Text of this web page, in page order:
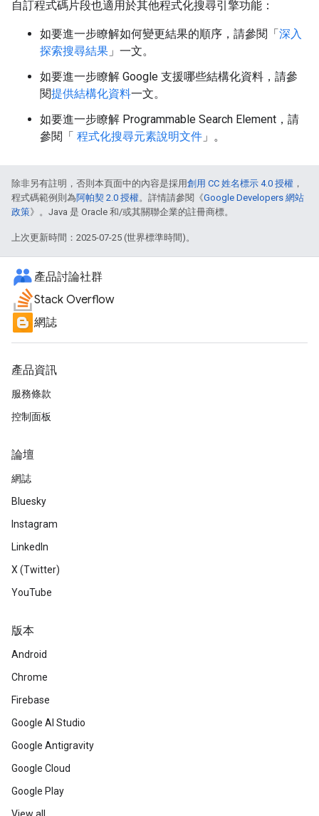
自訂程式碼片段也適用於其他程式化搜尋引擎功能：
如要進一步瞭解如何變更結果的順序，請參閱「深入
探索搜尋結果 」一文。
如要進一步瞭解 Google 支援哪些結構化資料，請參
閱提供結構化資料一文。
如要進一步瞭解 Programmable Search Element，請
參閱「 程式化搜尋元素說明文件 」。
除非另有註明，否則本頁面中的內容是採用創用 CC 姓名標示 4.0 授權 ，
程式碼範例則為阿帕契 2.0 授權。詳情請參閱《Google Developers 網站
政策》。Java 是 Oracle 和/或其關聯企業的註冊商標。
上次更新時間：2025-07-25 (世界標準時間)。
產品討論社群
Stack Overflow
網誌
產品資訊
服務條款
控制面板
論壇
網誌
Bluesky
Instagram
LinkedIn
X (Twitter)
YouTube
版本
Android
Chrome
Firebase
Google AI Studio
Google Antigravity
Google Cloud
Google Play